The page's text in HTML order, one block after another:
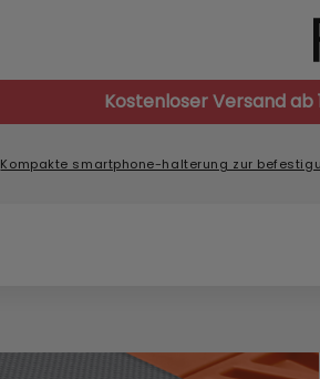
Kostenloser Versand ab
Kompakte smartphone-halterung zur